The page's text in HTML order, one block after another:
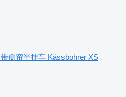
带侧帘半挂车 Kässbohrer XS